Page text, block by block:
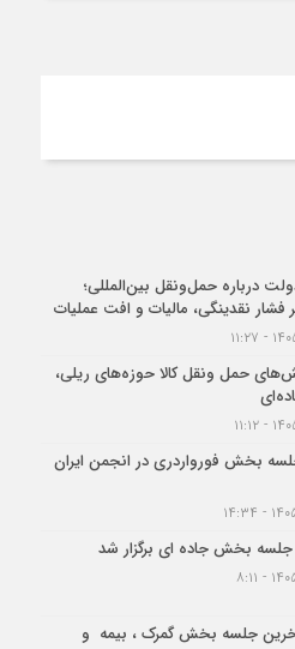
درباره حمل‌ونقل بین‌المللی؛
فشار نقدینگی، مالیات و افت عملیات
حمل ونقل کالا حوزه‌های ریلی،
بخش فورواردری در انجمن ایران
بخش جاده ای برگزار شد
جلسه بخش گمرک ، بیمه و